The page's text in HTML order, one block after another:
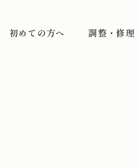
初めての方へ 調整・修理